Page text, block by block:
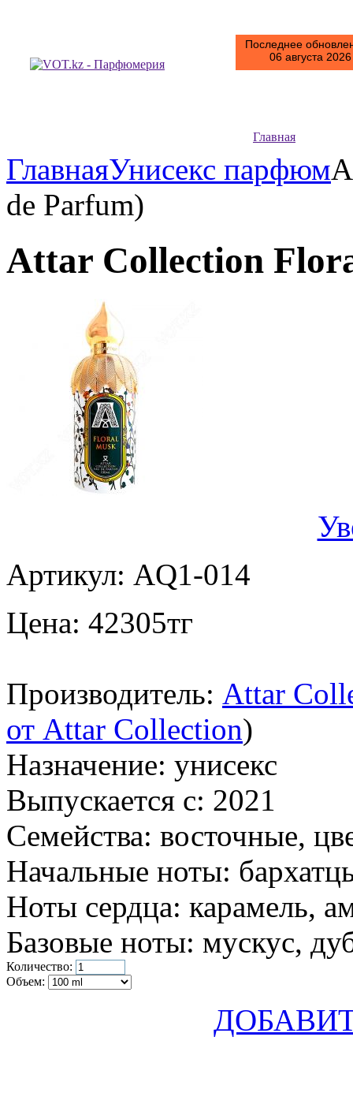
Последнее
06 августа
Главная
ГлавнаяУнисекс парфюм
de Parfum)
Attar Collection
Артикул: AQ1-014
Цена: 42305тг
Производитель: Attar
от Attar Collection)
Назначение: унисекс
Выпускается с: 2021
Семейства: восточные,
Начальные ноты:
Ноты сердца: карамель,
Базовые ноты: мускус,
Количество:
Объем: